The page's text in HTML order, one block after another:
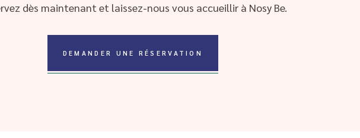
dès maintenant et laissez-nous vous accueillir à Nosy Be.
DEMANDER UNE RÉSERVATION